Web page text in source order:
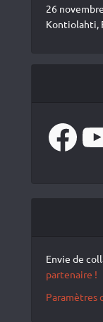
26
Kontiolahti,
Facebook
Envie de
partenaire !
Paramètres